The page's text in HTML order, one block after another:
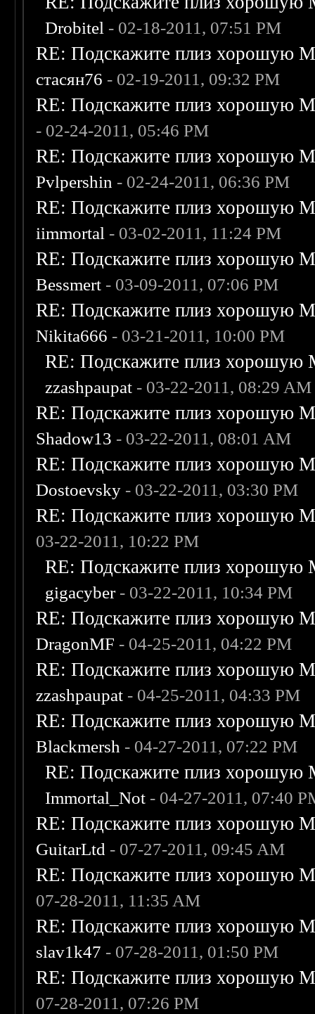
Drobitel - 02-18-2011, 07:51 PM
RE: Подскажите плиз хорошую
стасян76 - 02-19-2011, 09:32 PM
RE: Подскажите плиз хорошую
- 02-24-2011, 05:46 PM
RE: Подскажите плиз хорошую
Pvlpershin - 02-24-2011, 06:36 PM
RE: Подскажите плиз хорошую
iimmortal - 03-02-2011, 11:24 PM
RE: Подскажите плиз хорошую
Bessmert - 03-09-2011, 07:06 PM
RE: Подскажите плиз хорошую
Nikita666 - 03-21-2011, 10:00 PM
RE: Подскажите плиз хорошую
zzashpaupat - 03-22-2011, 08:29 AM
RE: Подскажите плиз хорошую
Shadow13 - 03-22-2011, 08:01 AM
RE: Подскажите плиз хорошую
Dostoevsky - 03-22-2011, 03:30 PM
RE: Подскажите плиз хорошую
03-22-2011, 10:22 PM
RE: Подскажите плиз хорошую
gigacyber- 03-22-2011, 10:34 PM
RE: Подскажите плиз хорошую
DragonMF - 04-25-2011, 04:22 PM
RE: Подскажите плиз хорошую
zzashpaupat - 04-25-2011, 04:33 PM
RE: Подскажите плиз хорошую
Blackmersh - 04-27-2011, 07:22 PM
RE: Подскажите плиз хорошую
Immortal_Not - 04-27-2011, 07:40
RE: Подскажите плиз хорошую
GuitarLtd - 07-27-2011, 09:45 AM
RE: Подскажите плиз хорошую
07-28-2011, 11:35 AM
RE: Подскажите плиз хорошую
slav1k47 - 07-28-2011, 01:50 PM
RE: Подскажите плиз хорошую
07-28-2011, 07:26 PM